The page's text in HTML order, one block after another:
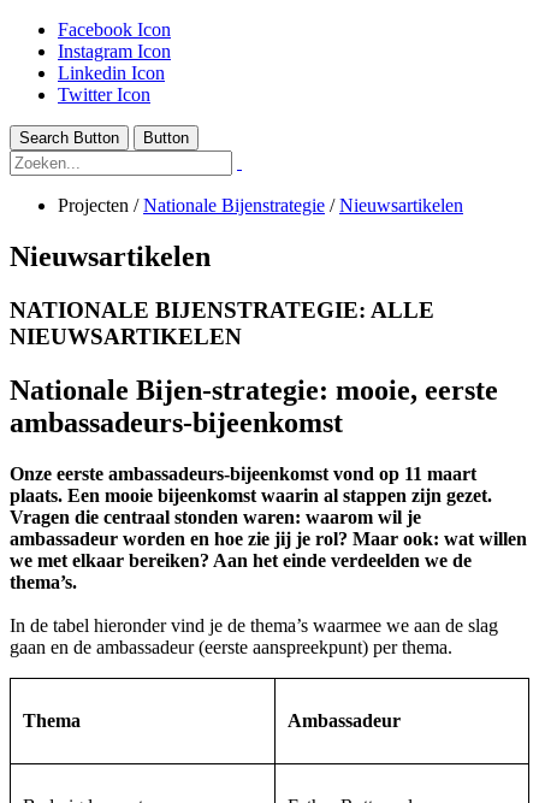
Facebook Icon
Instagram Icon
Linkedin Icon
Twitter Icon
Search Button Button
Projecten /Nationale Bijenstrategie /Nieuwsartikelen
Nieuwsartikelen
NATIONALE BIJENSTRATEGIE: ALLE
NIEUWSARTIKELEN
Nationale Bijen-strategie: mooie, eerste
ambassadeurs-bijeenkomst
Onze eerste ambassadeurs-bijeenkomst vond op 11 maart
plaats. Een mooie bijeenkomst waarin al stappen zijn gezet.
Vragen die centraal stonden waren: waarom wil je
ambassadeur worden en hoe zie jij je rol? Maar ook: wat willen
we met elkaar bereiken? Aan het einde verdeelden we de
thema’s.
In de tabel hieronder vind je de thema’s waarmee we aan de slag
gaan en de ambassadeur (eerste aanspreekpunt) per thema.
Thema Ambassadeur